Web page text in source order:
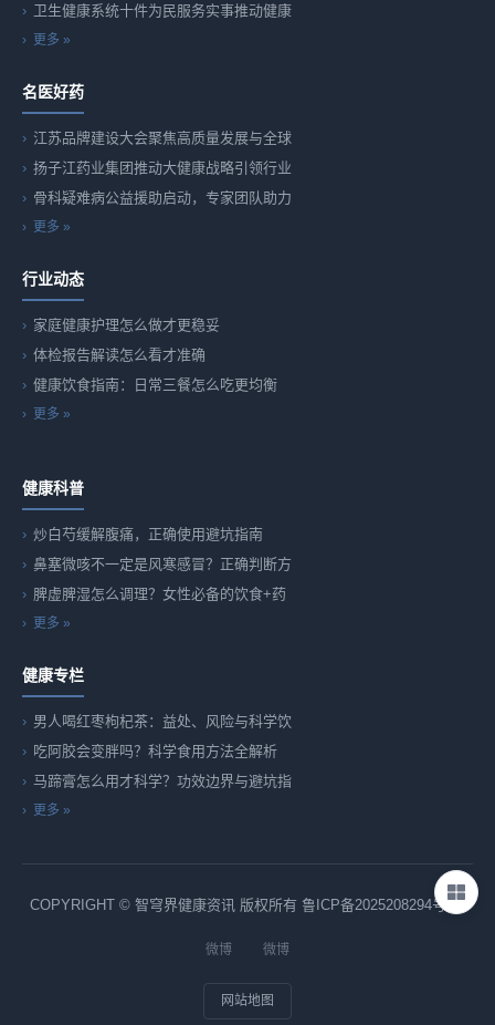
卫生健康系统十件为民服务实事推动健康
更多 »
名医好药
江苏品牌建设大会聚焦高质量发展与全球
扬子江药业集团推动大健康战略引领行业
骨科疑难病公益援助启动，专家团队助力
更多 »
行业动态
家庭健康护理怎么做才更稳妥
体检报告解读怎么看才准确
健康饮食指南：日常三餐怎么吃更均衡
更多 »
健康科普
炒白芍缓解腹痛，正确使用避坑指南
鼻塞微咳不一定是风寒感冒？正确判断方
脾虚脾湿怎么调理？女性必备的饮食+药
更多 »
健康专栏
男人喝红枣枸杞茶：益处、风险与科学饮
吃阿胶会变胖吗？科学食用方法全解析
马蹄膏怎么用才科学？功效边界与避坑指
更多 »
COPYRIGHT © 智穹界健康资讯 版权所有 鲁ICP备2025208294号-82
微博 微博
网站地图